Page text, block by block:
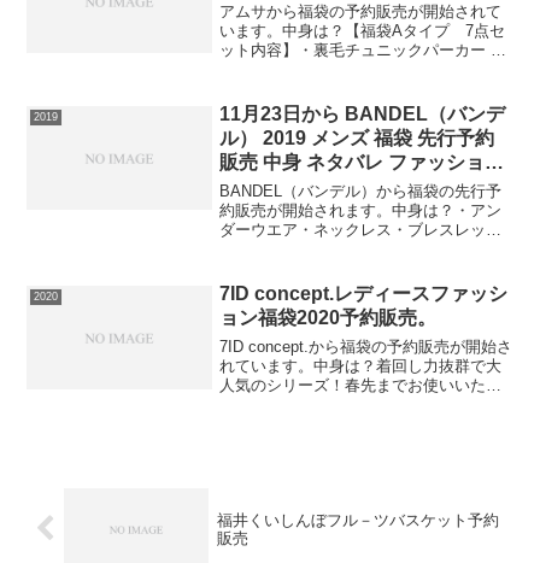
アムサから福袋の予約販売が開始されて
います。中身は？【福袋Aタイプ 7点セ
ット内容】・裏毛チュニックパーカー or
ィガン 1枚・コットン100％ 華奢見えT
シ...
2019
11月23日から BANDEL（バンデ
ル） 2019 メンズ 福袋 先行予約
販売 中身 ネタバレ ファッション
健康アクセサリー ブレスレット
BANDEL（バンデル）から福袋の先行予
約販売が開始されます。中身は？・アン
ダーウエア・ネックレス・ブレスレッ
は12月17日までで、この福袋は送料無料
です。
2020
7ID concept.レディースファッシ
ョン福袋2020予約販売。
7ID concept.から福袋の予約販売が開始さ
れています。中身は？着回し力抜群で大
人気のシリーズ！春先までお使いいただ
福井くいしんぼフル－ツバスケット予約
販売